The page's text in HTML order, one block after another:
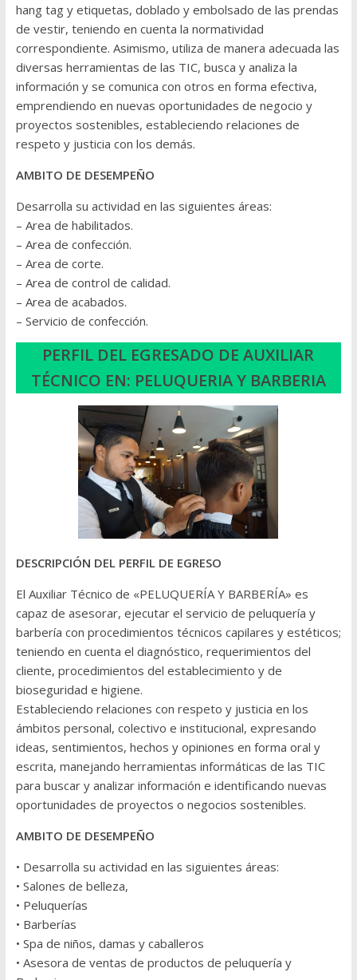
hang tag y etiquetas, doblado y embolsado de las prendas
de vestir, teniendo en cuenta la normatividad
correspondiente. Asimismo, utiliza de manera adecuada las
diversas herramientas de las TIC, busca y analiza la
información y se comunica con otros en forma efectiva,
emprendiendo en nuevas oportunidades de negocio y
proyectos sostenibles, estableciendo relaciones de
respeto y justicia con los demás.
AMBITO DE DESEMPEÑO
Desarrolla su actividad en las siguientes áreas:
– Area de habilitados.
– Area de confección.
– Area de corte.
– Area de control de calidad.
– Area de acabados.
– Servicio de confección.
PERFIL DEL EGRESADO DE AUXILIAR
TÉCNICO EN: PELUQUERIA Y BARBERIA
DESCRIPCIÓN DEL PERFIL DE EGRESO
El Auxiliar Técnico de «PELUQUERÍA Y BARBERÍA» es
capaz de asesorar, ejecutar el servicio de peluquería y
barbería con procedimientos técnicos capilares y estéticos;
teniendo en cuenta el diagnóstico, requerimientos del
cliente, procedimientos del establecimiento y de
bioseguridad e higiene.
Estableciendo relaciones con respeto y justicia en los
ámbitos personal, colectivo e institucional, expresando
ideas, sentimientos, hechos y opiniones en forma oral y
escrita, manejando herramientas informáticas de las TIC
para buscar y analizar información e identificando nuevas
oportunidades de proyectos o negocios sostenibles.
AMBITO DE DESEMPEÑO
• Desarrolla su actividad en las siguientes áreas:
• Salones de belleza,
• Peluquerías
• Barberías
• Spa de niños, damas y caballeros
• Asesora de ventas de productos de peluquería y